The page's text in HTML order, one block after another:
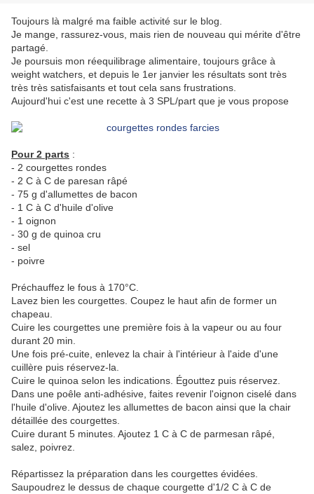
Toujours là malgré ma faible activité sur le blog.
Je mange, rassurez-vous, mais rien de nouveau qui mérite d'être
partagé.
Je poursuis mon réequilibrage alimentaire, toujours grâce à
weight watchers, et depuis le 1er janvier les résultats sont très
très très satisfaisants et tout cela sans frustrations.
Aujourd'hui c'est une recette à 3 SPL/part que je vous propose
Pour 2 parts :
- 2 courgettes rondes
- 2 C à C de paresan râpé
- 75 g d'allumettes de bacon
- 1 C à C d'huile d'olive
- 1 oignon
- 30 g de quinoa cru
- sel
- poivre
Préchauffez le fous à 170°C.
Lavez bien les courgettes. Coupez le haut afin de former un
chapeau.
Cuire les courgettes une première fois à la vapeur ou au four
durant 20 min.
Une fois pré-cuite, enlevez la chair à l'intérieur à l'aide d'une
cuillère puis réservez-la.
Cuire le quinoa selon les indications. Égouttez puis réservez.
Dans une poêle anti-adhésive, faites revenir l'oignon ciselé dans
l'huile d'olive. Ajoutez les allumettes de bacon ainsi que la chair
détaillée des courgettes.
Cuire durant 5 minutes. Ajoutez 1 C à C de parmesan râpé,
salez, poivrez.
Répartissez la préparation dans les courgettes évidées.
Saupoudrez le dessus de chaque courgette d'1/2 C à C de